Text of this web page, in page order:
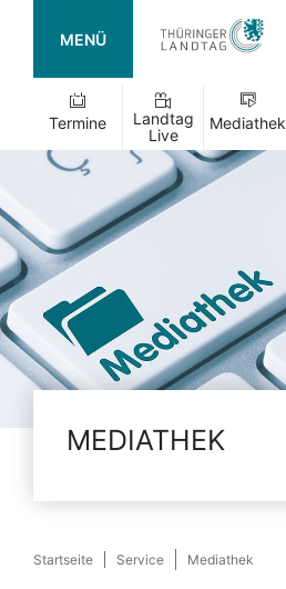
MENÜ
Termine
Landtag
Live
Mediathek
MEDIATHEK
Startseite Service Mediathek